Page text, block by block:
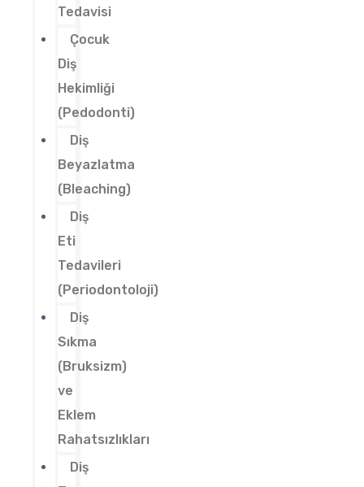
Tedavisi
Çocuk
Diş
Hekimliği
(Pedodonti)
Diş
Beyazlatma
(Bleaching)
Diş
Eti
Tedavileri
(Periodontoloji)
Diş
Sıkma
(Bruksizm)
ve
Eklem
Rahatsızlıkları
Diş